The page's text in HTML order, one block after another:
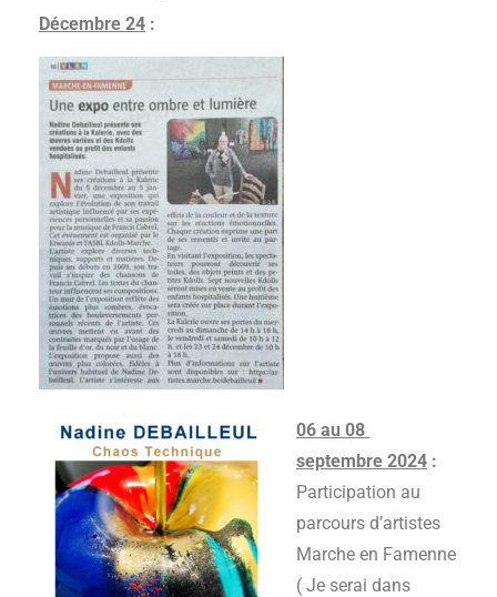
Décembre 24 :
06 au 08
septembre 2024 :
Participation au
parcours d’artistes
Marche en Famenne
( Je serai dans